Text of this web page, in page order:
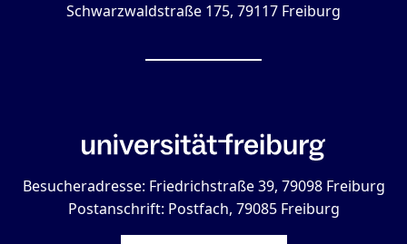
Schwarzwaldstraße 175, 79117 Freiburg
Besucheradresse: Friedrichstraße 39, 79098 Freiburg
Postanschrift: Postfach, 79085 Freiburg